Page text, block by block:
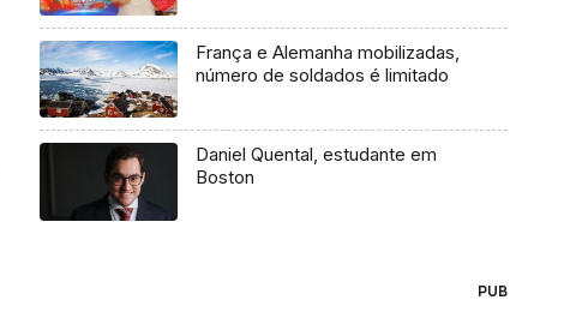
França e Alemanha mobilizadas,
número de soldados é limitado
Daniel Quental, estudante em
Boston
PUB